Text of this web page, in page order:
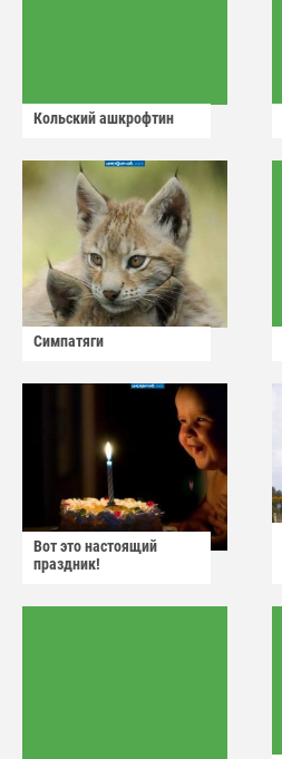
Кольский ашкрофтин
Симпатяги
Вот это настоящий
праздник!